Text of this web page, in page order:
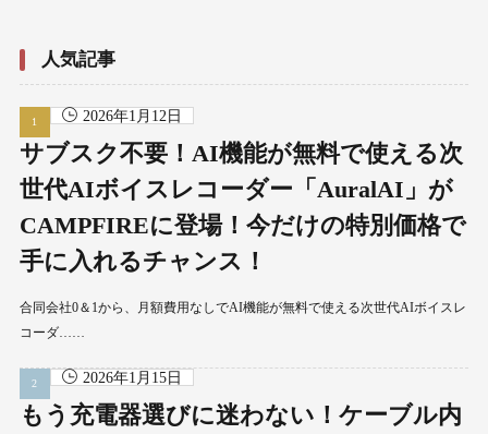
人気記事
2026年1月12日
サブスク不要！AI機能が無料で使える次
世代AIボイスレコーダー「AuralAI」が
CAMPFIREに登場！今だけの特別価格で
手に入れるチャンス！
合同会社0＆1から、月額費用なしでAI機能が無料で使える次世代AIボイスレ
コーダ……
2026年1月15日
もう充電器選びに迷わない！ケーブル内